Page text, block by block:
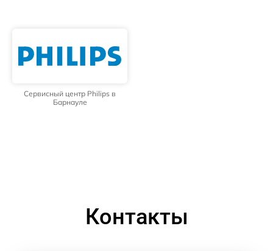
Сервисный центр Philips в
Барнауле
Контакты